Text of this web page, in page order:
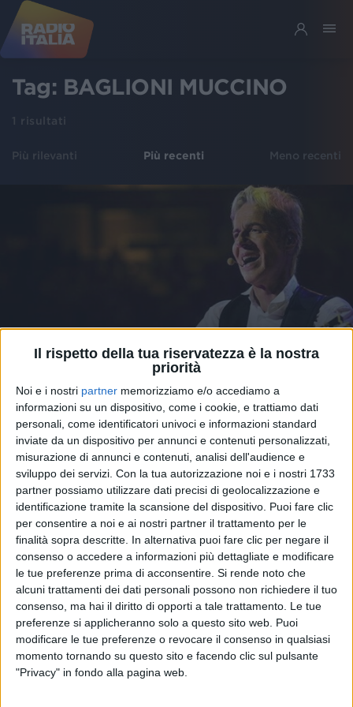
Il rispetto della tua riservatezza è la nostra
priorità
Noi e i nostri partner memorizziamo e/o accediamo a
informazioni su un dispositivo, come i cookie, e trattiamo dati
personali, come identificatori univoci e informazioni standard
inviate da un dispositivo per annunci e contenuti personalizzati,
misurazione di annunci e contenuti, analisi dell'audience e
sviluppo dei servizi. Con la tua autorizzazione noi e i nostri 1733
partner possiamo utilizzare dati precisi di geolocalizzazione e
identificazione tramite la scansione del dispositivo. Puoi fare clic
per consentire a noi e ai nostri partner il trattamento per le
finalità sopra descritte. In alternativa puoi fare clic per negare il
consenso o accedere a informazioni più dettagliate e modificare
le tue preferenze prima di acconsentire. Si rende noto che
alcuni trattamenti dei dati personali possono non richiedere il tuo
consenso, ma hai il diritto di opporti a tale trattamento. Le tue
preferenze si applicheranno solo a questo sito web. Puoi
modificare le tue preferenze o revocare il consenso in qualsiasi
momento tornando su questo sito e facendo clic sul pulsante
"Privacy" in fondo alla pagina web.
Tag: BAGLIONI MUCCINO
1 risultati
Più rilevanti Più recenti Meno recenti
NEWS 11 ott 2019
Un inedito di Baglioni diventa il titolo del
nuovo film di Muccino
Il brano, Gli Anni Più Belli, è nella pellicola che vede
fra i protagonisti Emma
diMara Bizzoco
Chi siamo